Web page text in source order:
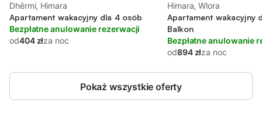
Dhërmi, Himara
Apartament wakacyjny dla 4 osób
Bezpłatne anulowanie rezerwacji
od404 złza noc
Himara, Wlora
Apartament wakacyjny
Balkon
Bezpłatne anulowanie
od894 złza noc
Pokaż wszystkie oferty